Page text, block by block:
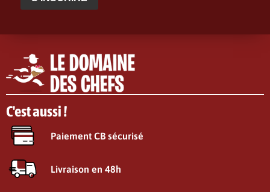
C'est aussi !
Paiement CB sécurisé
Livraison en 48h